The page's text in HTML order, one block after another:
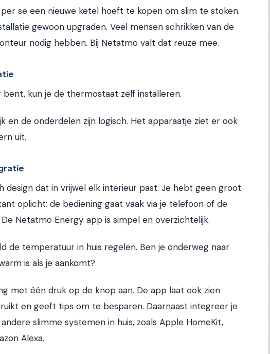
se een nieuwe ketel hoeft te kopen om slim te stoken.
gewoon upgraden. Veel mensen schrikken van de
nodig hebben. Bij Netatmo valt dat reuze mee.
bent, kun je de thermostaat zelf installeren.
en de onderdelen zijn logisch. Het apparaatje ziet er ook
uit.
design dat in vrijwel elk interieur past. Je hebt geen groot
oplicht; de bediening gaat vaak via je telefoon of de
Netatmo Energy app is simpel en overzichtelijk.
de temperatuur in huis regelen. Ben je onderweg naar
is als je aankomt?
met één druk op de knop aan. De app laat ook zien
en geeft tips om te besparen. Daarnaast integreer je
slimme systemen in huis, zoals Apple HomeKit,
Alexa.